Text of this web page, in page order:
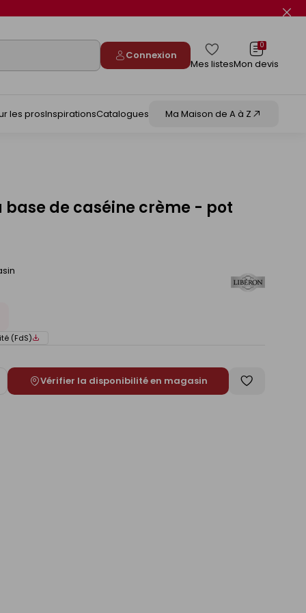
Connexion
Mes listes
0
Mon devis
les prosInspirationsCatalogues Ma Maison de A à Z
de caséine crème - pot
(FdS)
Vérifier la disponibilité en magasin
Enregistrer